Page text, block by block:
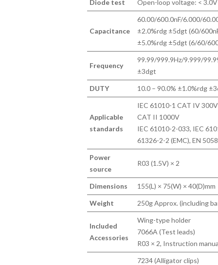
Diode test Open-loop voltage: < 3.0V
Capacitance
60.00/600.0nF/6.000/
±2.0%rdg ±5dgt (60/
±5.0%rdg ±5dgt (6/60/
Frequency
99.99/999.9Hz/9.999/
±3dgt
DUTY 10.0 – 90.0% ±1.0%rdg
Applicable
standards
IEC 61010-1 CAT IV
CAT II 1000V
IEC 61010-2-033, IEC
61326-2-2 (EMC), EN
Power
source
R03 (1.5V) × 2
Dimensions 155(L) × 75(W) × 40(D)mm
Weight 250g Approx. (including
Included
Accessories
Wing-type holder
7066A (Test leads)
R03 × 2, Instruction
7234 (Alligator clips)